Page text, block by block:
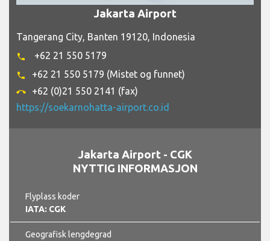
Jakarta Airport
Tangerang City, Banten 19120, Indonesia
phone +62 21 550 5179
phone +62 21 550 5179 (Mistet og funnet)
call_end
+62 (0)21 550 2141 (fax)
https://soekarnohatta-airport.co.id
Jakarta Airport - CGK
NYTTIG INFORMASJON
Flyplass koder
IATA: CGK
Geografisk lengdegrad